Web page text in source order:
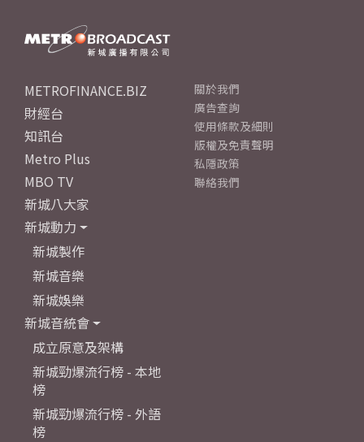
METROFINANCE.BIZ
財經台
知訊台
Metro Plus
MBO TV
新城八大家
新城動力
新城製作
新城音樂
新城娛樂
新城音統會
成立原意及架構
新城勁爆流行榜 - 本地
榜
新城勁爆流行榜 - 外語
榜
關於我們
廣告查詢
使用條款及細則
版權及免責聲明
私隱政策
聯絡我們